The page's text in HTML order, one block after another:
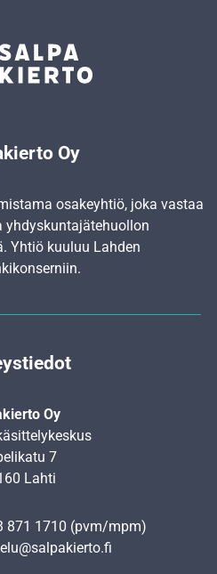
Oy
osakeyhtiö, joka vastaa
yhdyskunta­jätehuollon
Yhtiö kuuluu Lahden
Oy
7
Lahti
871 1710 (pvm/mpm)